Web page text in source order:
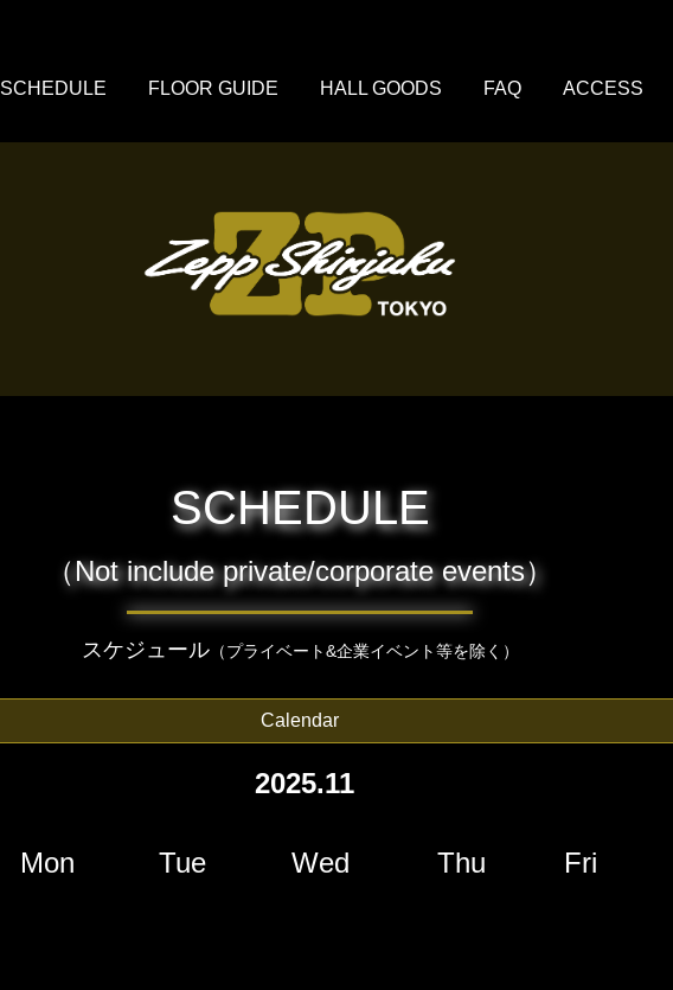
SCHEDULE FLOOR GUIDE HALL GOODS FAQ ACCESS
SCHEDULE
（Not include private/corporate events）
スケジュール（プライベート&企業イベント等を除く）
Calendar
2025.11
Mon Tue Wed Thu Fri